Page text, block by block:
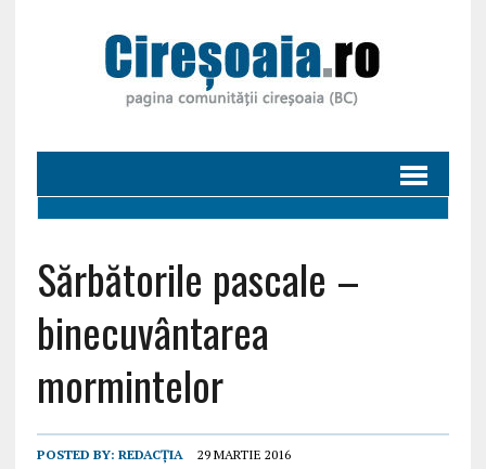
Sărbătorile pascale –
binecuvântarea
mormintelor
POSTED BY: REDACȚIA 29 MARTIE 2016